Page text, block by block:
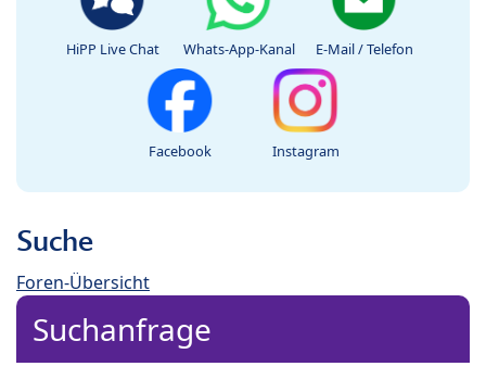
HiPP Live Chat Whats-App-Kanal E-Mail / Telefon
Facebook Instagram
Suche
Foren-Übersicht
Suchanfrage